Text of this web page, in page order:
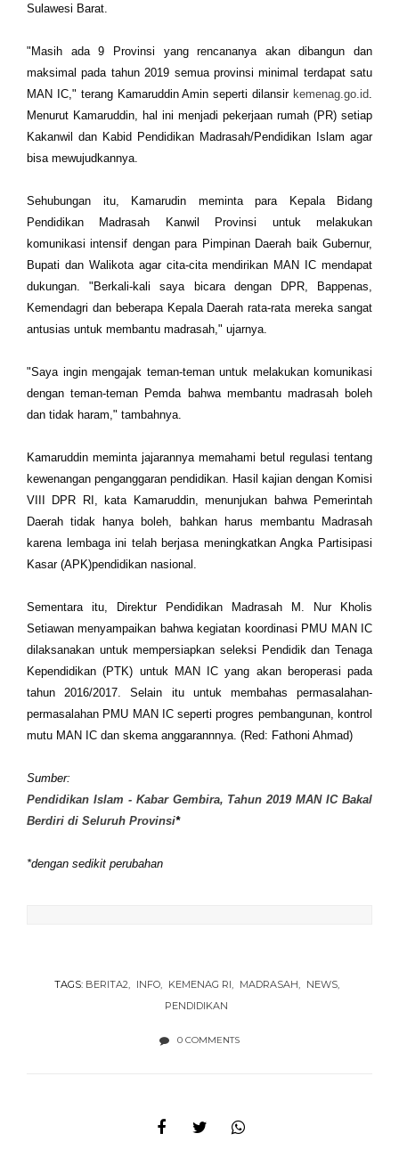
Sulawesi Barat.
"Masih ada 9 Provinsi yang rencananya akan dibangun dan
maksimal pada tahun 2019 semua provinsi minimal terdapat satu
MAN IC," terang Kamaruddin Amin seperti dilansir kemenag.go.id
Menurut Kamaruddin, hal ini menjadi pekerjaan rumah (PR) setiap
Kakanwil dan Kabid Pendidikan Madrasah/Pendidikan Islam agar
bisa mewujudkannya.
Sehubungan itu, Kamarudin meminta para Kepala Bidang
Pendidikan Madrasah Kanwil Provinsi untuk melakukan
komunikasi intensif dengan para Pimpinan Daerah baik Gubernur,
Bupati dan Walikota agar cita-cita mendirikan MAN IC mendapat
dukungan. "Berkali-kali saya bicara dengan DPR, Bappenas,
Kemendagri dan beberapa Kepala Daerah rata-rata mereka sangat
antusias untuk membantu madrasah," ujarnya.
"Saya ingin mengajak teman-teman untuk melakukan komunikasi
dengan teman-teman Pemda bahwa membantu madrasah boleh
dan tidak haram," tambahnya.
Kamaruddin meminta jajarannya memahami betul regulasi tentang
kewenangan penganggaran pendidikan. Hasil kajian dengan Komisi
VIII DPR RI, kata Kamaruddin, menunjukan bahwa Pemerintah
Daerah tidak hanya boleh, bahkan harus membantu Madrasah
karena lembaga ini telah berjasa meningkatkan Angka Partisipasi
Kasar (APK)pendidikan nasional.
Sementara itu, Direktur Pendidikan Madrasah M. Nur Kholis
Setiawan menyampaikan bahwa kegiatan koordinasi PMU MAN IC
dilaksanakan untuk mempersiapkan seleksi Pendidik dan Tenaga
Kependidikan (PTK) untuk MAN IC yang akan beroperasi pada
tahun 2016/2017. Selain itu untuk membahas permasalahan-
permasalahan PMU MAN IC seperti progres pembangunan, kontrol
mutu MAN IC dan skema anggarannnya. (Red: Fathoni Ahmad)
Sumber:
Pendidikan Islam - Kabar Gembira, Tahun 2019 MAN IC Bakal
Berdiri di Seluruh Provinsi*
*dengan sedikit perubahan
TAGS: BERITA2 INFO KEMENAG RI MADRASAH
NEWS
PENDIDIKAN
0 COMMENTS